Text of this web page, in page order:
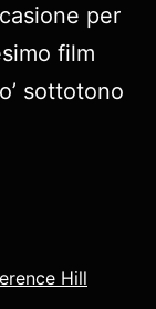
per
film
sottotono
Hill